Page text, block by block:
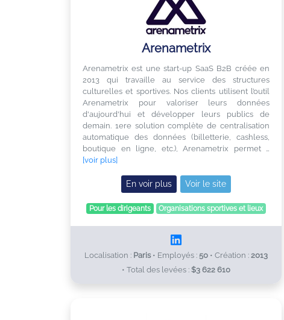
Arenametrix
Arenametrix est une start-up SaaS B2B créée en
2013 qui travaille au service des structures
culturelles et sportives. Nos clients utilisent l’outil
Arenametrix pour valoriser leurs données
d'aujourd'hui et développer leurs publics de
demain. 1ere solution complète de centralisation
automatique des données (billetterie, cashless,
boutique en ligne, etc.), Arenametrix permet …
[voir plus]
En voir plus Voir le site
Pour les dirigeants Organisations sportives et lieux
Localisation : Paris • Employés : 50 • Création : 2013
• Total des levées : $3 622 610